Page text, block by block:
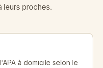
leurs proches.
à domicile selon le